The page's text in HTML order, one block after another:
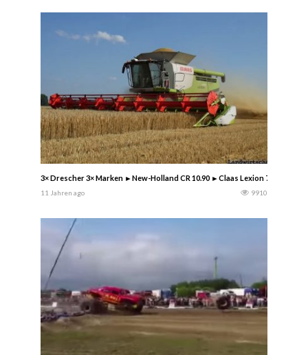
3× Drescher 3× Marken ►New-Holland CR 10.90 ►Claas Lexion 770
11 Jahren ago 9910